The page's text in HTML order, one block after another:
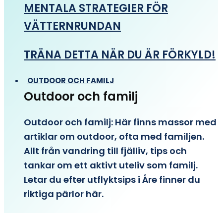
MENTALA STRATEGIER FÖR
VÄTTERNRUNDAN
TRÄNA DETTA NÄR DU ÄR FÖRKYLD!
OUTDOOR OCH FAMILJ
Outdoor och familj
Outdoor och familj: Här finns massor med
artiklar om outdoor, ofta med familjen.
Allt från vandring till fjälliv, tips och
tankar om ett aktivt uteliv som familj.
Letar du efter utflyktsips i Åre finner du
riktiga pärlor här.